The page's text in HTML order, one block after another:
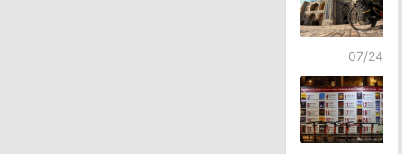
07/24